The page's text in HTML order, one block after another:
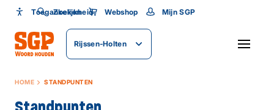
Toegankelijkheid
Toegankelijkheid
Lettergrootte
Zoeken Webshop Mijn SGP
Rijssen-Holten
HOME STANDPUNTEN